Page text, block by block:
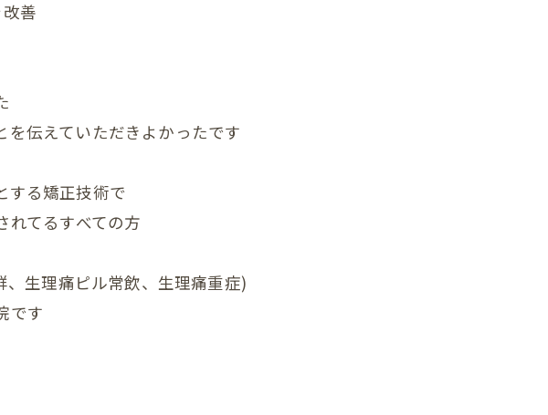
産後の肩甲骨
産後の背中
産後の恥骨
善
伝えていただきよかったです
する矯正技術で
れてるすべての方
、生理痛ピル常飲、生理痛重症)
です